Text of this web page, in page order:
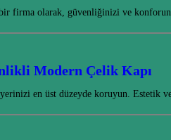
bir firma olarak, güvenliğinizi ve
Modern Çelik Kapı
en üst düzeyde koruyun. Estetik